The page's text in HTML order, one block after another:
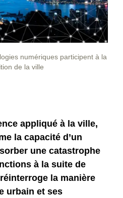
numériques participent à la
de la ville
appliqué à la ville,
la capacité d’un
une catastrophe
à la suite de
réinterroge la manière
urbain et ses